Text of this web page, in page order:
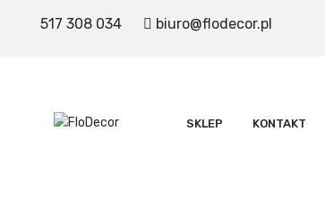
517 308 034 biuro@flodecor.pl
SKLEP KONTAKT